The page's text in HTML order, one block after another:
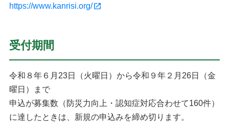
https://www.kanrisi.org/
受付期間
令和８年６月23日（火曜日）から令和９年２月26日（金
曜日）まで
申込が募集数（防災力向上・認知症対応合わせて160件）
に達したときは、新規の申込みを締め切ります。